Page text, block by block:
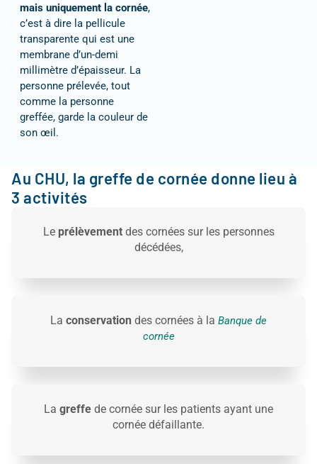
mais uniquement la cornée,
c’est à dire la pellicule
transparente qui est une
membrane d’un-demi
millimètre d’épaisseur. La
personne prélevée, tout
comme la personne
greffée, garde la couleur de
son œil.
Au CHU, la greffe de cornée donne lieu à
3 activités
Le prélèvementdes cornées sur les personnes
décédées,
La conservation des cornées à la Banque de
cornée
La greffe de cornée sur les patients ayant une
cornée défaillante.